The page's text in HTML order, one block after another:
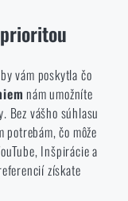
DO KOŠÍKA
vám poskytla čo
nám umožníte
Bez vášho súhlasu
čo môže
Inšpirácie a
získate
Ukladanie
o tom, ako si
Pomáhajú nám
páči a kam by sme mali